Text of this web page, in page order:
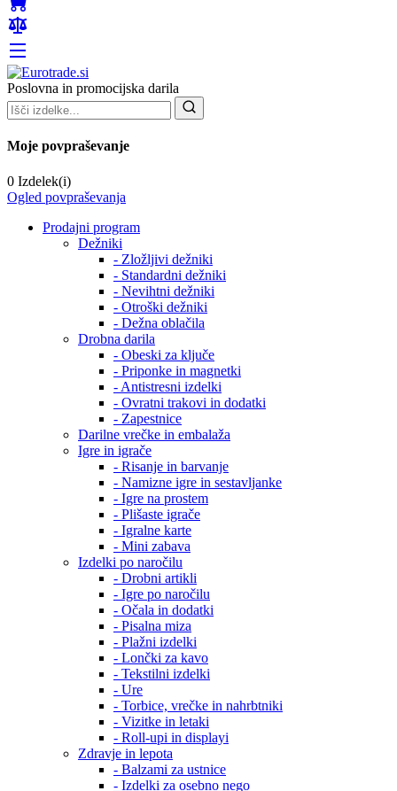
Poslovna in promocijska darila
Moje povpraševanje
0 Izdelek(i)
Ogled povpraševanja
Prodajni program
Dežniki
- Zložljivi dežniki
- Standardni dežniki
- Nevihtni dežniki
- Otroški dežniki
- Dežna oblačila
Drobna darila
- Obeski za ključe
- Priponke in magnetki
- Antistresni izdelki
- Ovratni trakovi in dodatki
- Zapestnice
Darilne vrečke in embalaža
Igre in igrače
- Risanje in barvanje
- Namizne igre in sestavljanke
- Igre na prostem
- Plišaste igrače
- Igralne karte
- Mini zabava
Izdelki po naročilu
- Drobni artikli
- Igre po naročilu
- Očala in dodatki
- Pisalna miza
- Plažni izdelki
- Lončki za kavo
- Tekstilni izdelki
- Ure
- Torbice, vrečke in nahrbtniki
- Vizitke in letaki
- Roll-upi in displayi
Zdravje in lepota
- Balzami za ustnice
- Izdelki za osebno nego